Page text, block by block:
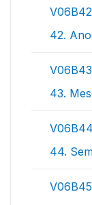
V06B42
42.
V06B43
43.
V06B44
44.
V06B45